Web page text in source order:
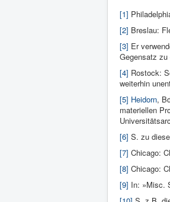
[1]
[2] Breslau:
[3] Er
Gegensatz
[4] Rostock:
weiterhin
[5] Heidorn,
materiellen
[6] S. zu
[7] Chicago:
[8] Chicago:
[9] In: »Misc.